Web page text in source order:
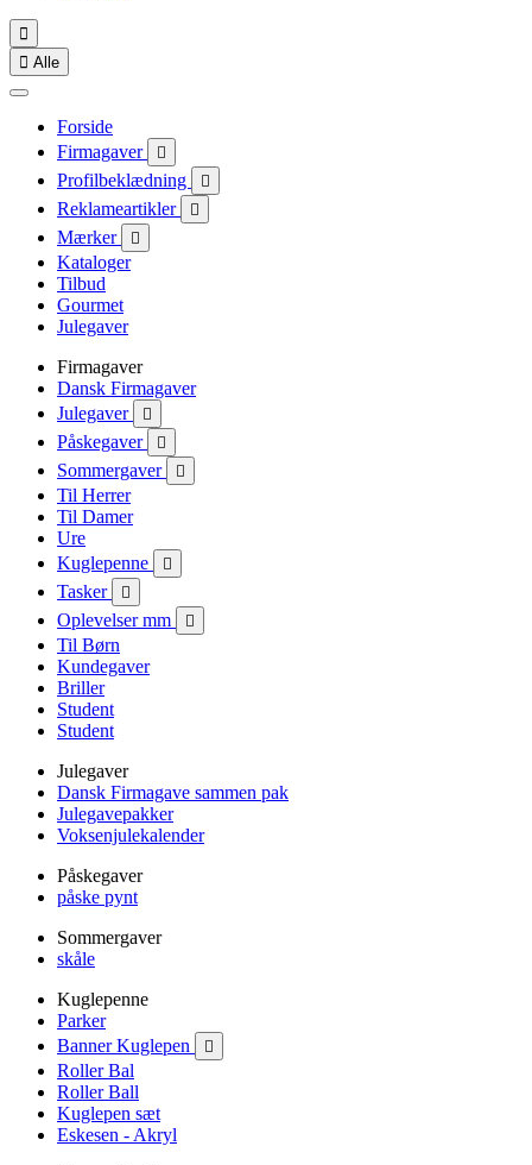

 Alle
Forside
Firmagaver

Profilbeklædning 
Reklameartikler 
Mærker 
Kataloger
Tilbud
Gourmet
Julegaver
Firmagaver
Dansk Firmagaver
Julegaver

Påskegaver 
Sommergaver 
Til Herrer
Til Damer
Ure
Kuglepenne

Tasker 
Oplevelser mm 
Til Børn
Kundegaver
Briller
Student
Student
Julegaver
Dansk Firmagave sammen pak
Julegavepakker
Voksenjulekalender
Påskegaver
påske pynt
Sommergaver
skåle
Kuglepenne
Parker
Banner Kuglepen

Roller Bal
Roller Ball
Kuglepen sæt
Eskesen - Akryl